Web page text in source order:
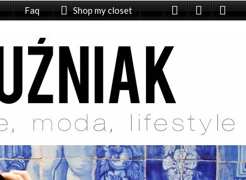
Faq Shop my closet